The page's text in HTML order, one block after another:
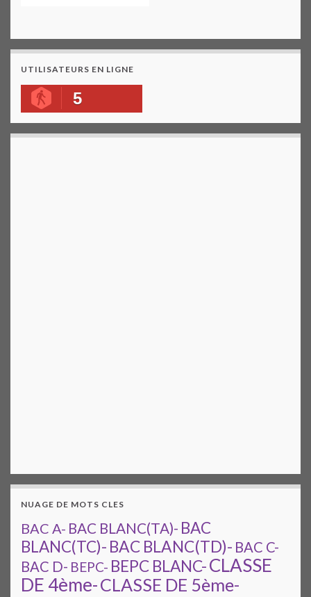
UTILISATEURS EN LIGNE
5
NUAGE DE MOTS CLES
BAC A- BAC BLANC(TA)- BAC
BLANC(TC)- BAC BLANC(TD)- BAC C-
BAC D- BEPC- BEPC BLANC-CLASSE
DE 4ème-CLASSE DE 5ème-